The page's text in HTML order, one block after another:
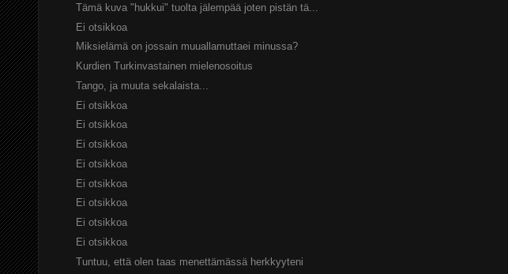
Tämä kuva "hukkui" tuolta jälempää joten pistän tä...
Ei otsikkoa
Miksielämä on jossain muuallamuttaei minussa?
Kurdien Turkinvastainen mielenosoitus
Tango, ja muuta sekalaista...
Ei otsikkoa
Ei otsikkoa
Ei otsikkoa
Ei otsikkoa
Ei otsikkoa
Ei otsikkoa
Ei otsikkoa
Ei otsikkoa
Tuntuu, että olen taas menettämässä herkkyyteni